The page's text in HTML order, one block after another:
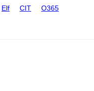
Elf CIT O365